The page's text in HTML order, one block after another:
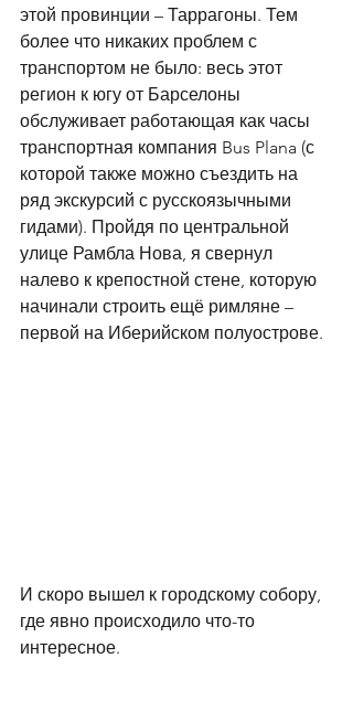
этой провинции – Таррагоны. Тем
более что никаких проблем с
транспортом не было: весь этот
регион к югу от Барселоны
обслуживает работающая как часы
транспортная компания Bus Plana (с
которой также можно съездить на
ряд экскурсий с русскоязычными
гидами). Пройдя по центральной
улице Рамбла Нова, я свернул
налево к крепостной стене, которую
начинали строить ещё римляне –
первой на Иберийском полуострове.
И скоро вышел к городскому собору,
где явно происходило что-то
интересное.